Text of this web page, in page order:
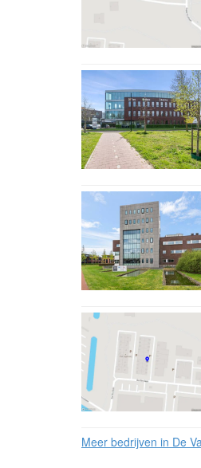
Meer bedrijven in De